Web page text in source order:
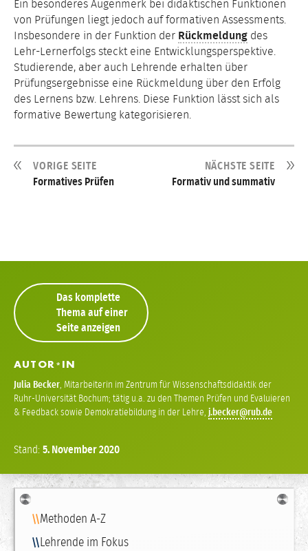
Ein besonderes Augenmerk bei didaktischen Funktionen
von Prüfungen liegt jedoch auf formativen Assessments.
Insbesondere in der Funktion der Rückmeldung des
Lehr-Lernerfolgs steckt eine Entwicklungsperspektive.
Studierende, aber auch Lehrende erhalten über
Prüfungsergebnisse eine Rückmeldung über den Erfolg
des Lernens bzw. Lehrens. Diese Funktion lässt sich als
formative Bewertung kategorisieren.
VORIGE SEITE
Formatives Prüfen
NÄCHSTE SEITE
Formativ und summativ
Das komplette
Thema auf einer
Seite anzeigen
AUTOR* IN
Julia Becker, Mitarbeiterin im Zentrum für Wissenschaftsdidaktik der
Ruhr-Universität Bochum; tätig u.a. zu den Themen Prüfen und Evaluieren
& Feedback sowie Demokratiebildung in der Lehre, j becker
Stand: 5. November2020
Navigation
Methoden A-Z
Lehrende im Fokus